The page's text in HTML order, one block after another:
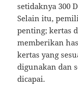
setidaknya 300
Selain itu,
penting; kertas
memberikan
kertas yang
digunakan dan
dicapai.